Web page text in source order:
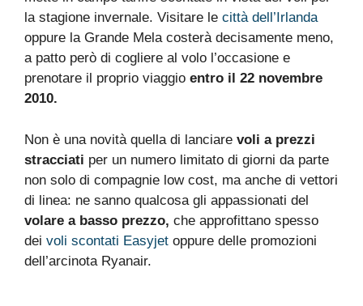
la stagione invernale. Visitare le città dell’Irlanda
oppure la Grande Mela costerà decisamente meno,
a patto però di cogliere al volo l’occasione e
prenotare il proprio viaggio entro il 22 novembre
2010.
Non è una novità quella di lanciare voli a prezzi
stracciati per un numero limitato di giorni da parte
non solo di compagnie low cost, ma anche di vettori
di linea: ne sanno qualcosa gli appassionati del
volare a basso prezzo, che approfittano spesso
dei voli scontati Easyjet oppure delle promozioni
dell’arcinota Ryanair.